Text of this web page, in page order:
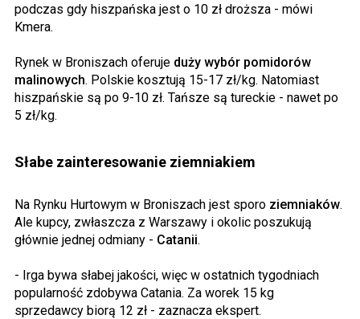
podczas gdy hiszpańska jest o 10 zł droższa - mówi
Kmera.
Rynek w Broniszach oferuje duży wybór pomidorów
malinowych. Polskie kosztują 15-17 zł/kg. Natomiast
hiszpańskie są po 9-10 zł. Tańsze są tureckie - nawet po
5 zł/kg.
Słabe zainteresowanie ziemniakiem
Na Rynku Hurtowym w Broniszach jest sporo ziemniaków.
Ale kupcy, zwłaszcza z Warszawy i okolic poszukują
głównie jednej odmiany - Catanii.
- Irga bywa słabej jakości, więc w ostatnich tygodniach
popularność zdobywa Catania. Za worek 15 kg
sprzedawcy biorą 12 zł - zaznacza ekspert.